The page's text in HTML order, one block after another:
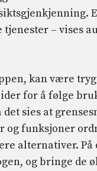
– vises
kan være
for å følge
sies at
funksjoner
alternativer. På
og bringe de